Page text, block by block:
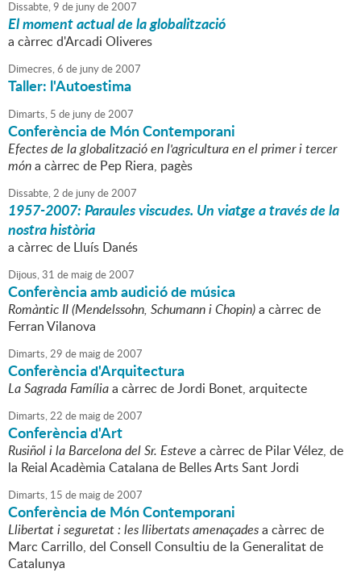
Dissabte,9 de junyde2007
El moment actual de la globalització
a càrrec d'Arcadi Oliveres
Dimecres,6 de junyde2007
Taller: l'Autoestima
Dimarts, 5 de junyde2007
Conferència de Món Contemporani
Efectes de la globalització en l'agricultura en el primer i tercer
móna càrrec de Pep Riera, pagès
Dissabte,2 de junyde2007
1957-2007: Paraules viscudes. Un viatge a través de la
nostra història
a càrrec de Lluís Danés
Dijous,31 de maigde2007
Conferència amb audició de música
Romàntic II (Mendelssohn, Schumann i Chopin)a càrrec de
Ferran Vilanova
Dimarts,29 de maigde2007
Conferència d'Arquitectura
La Sagrada Famíliaa càrrec de Jordi Bonet, arquitecte
Dimarts,22 de maigde2007
Conferència d'Art
Rusiñol i la Barcelona del Sr. Esteve a càrrec de Pilar Vélez, de
la Reial Acadèmia Catalana de Belles Arts Sant Jordi
Dimarts, 15 de maigde2007
Conferència de Món Contemporani
Llibertat i seguretat : les llibertats amenaçadesa càrrec de
Marc Carrillo, del Consell Consultiu de la Generalitat de
Catalunya